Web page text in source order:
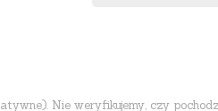
Nie weryfikujemy, czy